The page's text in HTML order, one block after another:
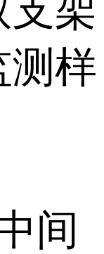
架
测样
间